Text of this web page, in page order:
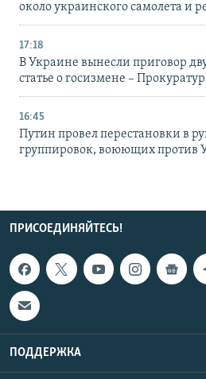
около украинского самолета и
17:18
В Украине вынесли приговор
статье о госизмене –
16:45
Путин провел перестановки в
группировок, воюющих против
ПРИСОЕДИНЯЙТЕСЬ!
ПОДДЕРЖКА